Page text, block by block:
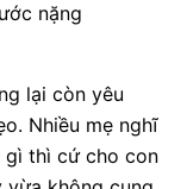
nặng
lại còn yêu
Nhiều mẹ nghĩ
gì thì cứ cho con